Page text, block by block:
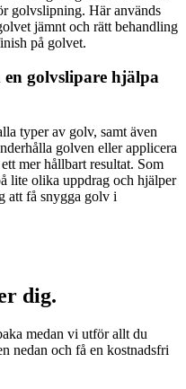
golvslipning. Här används
jämnt och rätt behandling
på golvet.
golvslipare hjälpa
typer av golv, samt även
golven eller applicera
mer hållbart resultat. Som
lite olika uppdrag och hjälper
att få snygga golv i
dig.
medan vi utför allt du
nedan och få en kostnadsfri